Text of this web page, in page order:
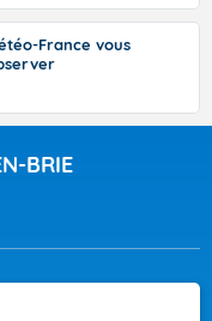
France vous
BRIE